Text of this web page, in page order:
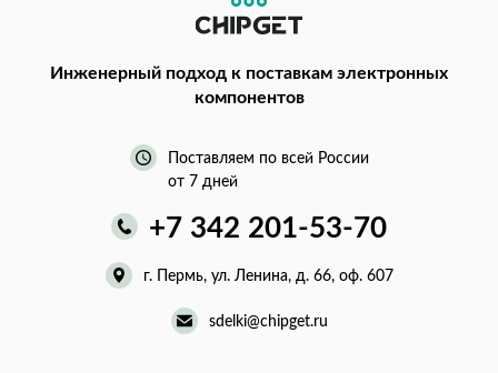
Инженерный подход к поставкам электронных
компонентов
Поставляем по всей России
от 7 дней
+7 342 201-53-70
г. Пермь, ул. Ленина, д. 66, оф. 607
sdelki@chipget.ru